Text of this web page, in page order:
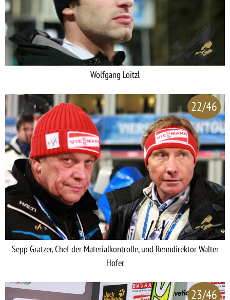
Wolfgang Loitzl
22/46
Sepp Gratzer, Chef der Materialkontrolle, und Renndirektor Walter
Hofer
23/46